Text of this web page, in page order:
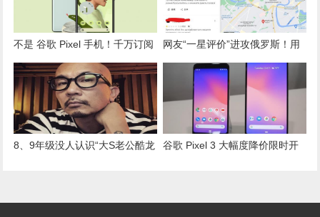
不是 谷歌 Pixel 手机！千万订阅
YouTuber 点名“安卓 界 iPhone”
网友“一星评价”进攻俄罗斯！用
谷歌 Maps 力挺乌克兰
8、9年级没人认识“大S老公酷龙
谷歌 Pixel 3 大幅度降价限时开